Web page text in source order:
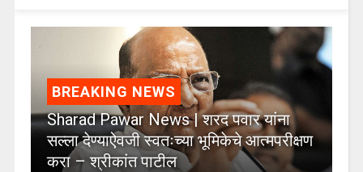
BREAKING NEWS
Sharad Pawar News | शरद पवार यांना
सल्ला देण्याऐवजी स्वतःच्या भूमिकेचे आत्मपरीक्षण
करा – श्रीकांत पाटील